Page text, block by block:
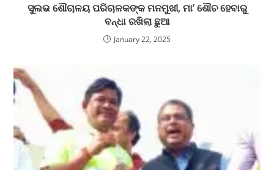
ସୁଲଭ ଶୌଚାଳୟ ପରିଚାଳକଙ୍କ ମନମୁଖୀ, ମା’ ଶୌଚ ହେବାରୁ
ବନ୍ଧା ରଖିଲା ଛୁଆ
January 22, 2025